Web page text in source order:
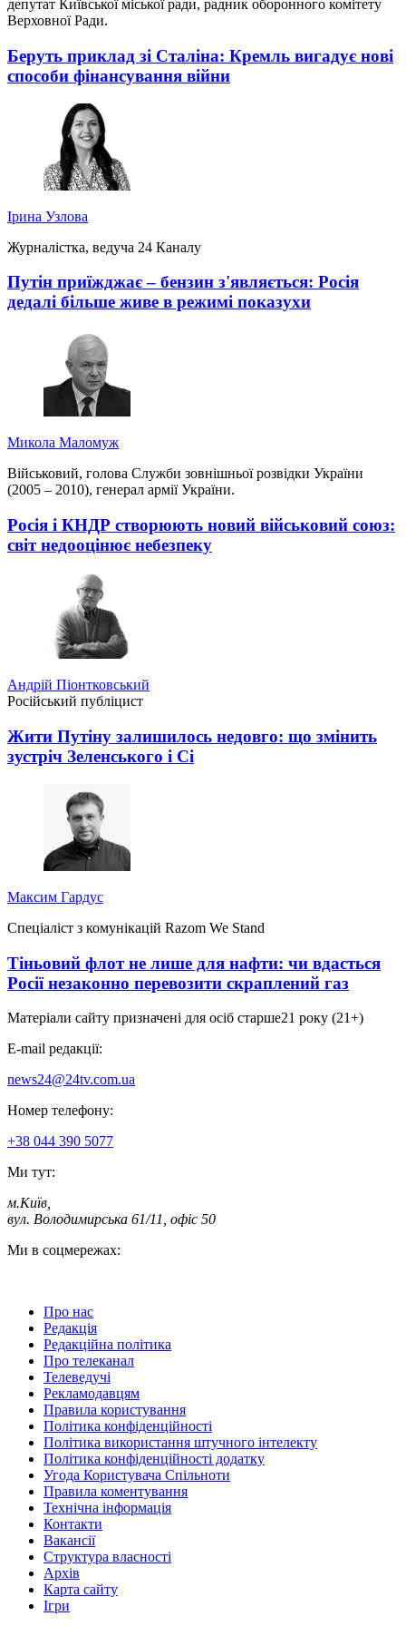
депутат Київської міської ради, радник оборонного комітету
Верховної Ради.
Беруть приклад зі Сталіна: Кремль вигадує нові
способи фінансування війни
Ірина Узлова
Журналістка, ведуча 24 Каналу
Путін приїжджає – бензин з'являється: Росія
дедалі більше живе в режимі показухи
Микола Маломуж
Військовий, голова Служби зовнішньої розвідки України
(2005 – 2010), генерал армії України.
Росія і КНДР створюють новий військовий союз:
світ недооцінює небезпеку
Андрій Піонтковський
Російський публіцист
Жити Путіну залишилось недовго: що змінить
зустріч Зеленського і Сі
Максим Гардус
Спеціаліст з комунікацій Razom We Stand
Тіньовий флот не лише для нафти: чи вдасться
Росії незаконно перевозити скраплений газ
Матеріали сайту призначені для осіб старше21 року (21+)
E-mail редакції:
news24@24tv.com.ua
Номер телефону:
+38 044 390 5077
Ми тут:
м.Київ
вул. Володимирська 61/11, офіс 50
Ми в соцмережах:
Про нас
Редакція
Редакційна політика
Про телеканал
Телеведучі
Рекламодавцям
Правила користування
Політика конфіденційності
Політика використання штучного інтелекту
Політика конфіденційності додатку
Угода Користувача Спільноти
Правила коментування
Технічна інформація
Контакти
Вакансії
Структура власності
Архів
Карта сайту
Ігри